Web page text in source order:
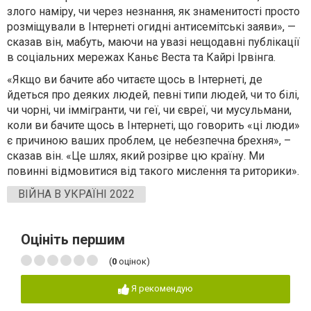
злого наміру, чи через незнання, як знаменитості просто
розміщували в Інтернеті огидні антисемітські заяви», —
сказав він, мабуть, маючи на увазі нещодавні публікації
в соціальних мережах Каньє Веста та Кайрі Ірвінга.
«Якщо ви бачите або читаєте щось в Інтернеті, де
йдеться про деяких людей, певні типи людей, чи то білі,
чи чорні, чи іммігранти, чи геї, чи євреї, чи мусульмани,
коли ви бачите щось в Інтернеті, що говорить «ці люди»
є причиною ваших проблем, це небезпечна брехня», –
сказав він. «Це шлях, який розірве цю країну. Ми
повинні відмовитися від такого мислення та риторики».
ВІЙНА В УКРАЇНІ 2022
Оцініть першим
(0 оцінок)
Я рекомендую